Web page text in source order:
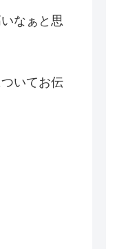
なぁと思
いてお伝